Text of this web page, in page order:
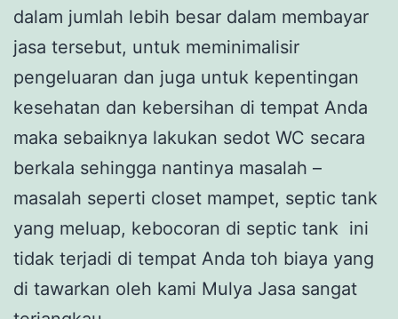
dalam jumlah lebih besar dalam membayar
jasa tersebut, untuk meminimalisir
pengeluaran dan juga untuk kepentingan
kesehatan dan kebersihan di tempat Anda
maka sebaiknya lakukan sedot WC secara
berkala sehingga nantinya masalah –
masalah seperti closet mampet, septic tank
yang meluap, kebocoran di septic tank ini
tidak terjadi di tempat Anda toh biaya yang
di tawarkan oleh kami Mulya Jasa sangat